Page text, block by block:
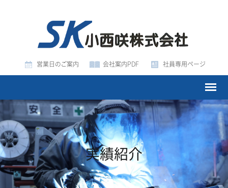
営業日のご案内 会社案内PDF 社員専用ページ
実績紹介